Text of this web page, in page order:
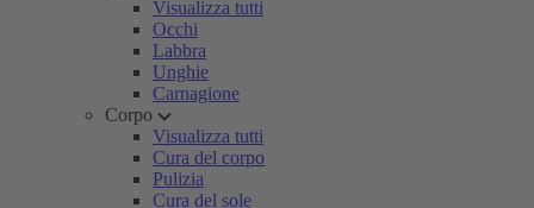
Visualizza tutti
Occhi
Labbra
Unghie
Carnagione
Corpo
Visualizza tutti
Cura del corpo
Pulizia
Cura del sole